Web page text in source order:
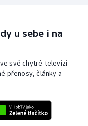
u sebe i na
ve své chytré televizi
přenosy, články a